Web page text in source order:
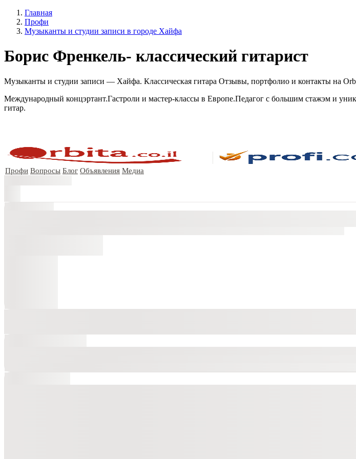
Главная
Профи
Музыканты и студии записи в городе Хайфа
Борис Френкель- классический гитарист
Музыканты и студии записи — Хайфа. Классическая гитара Отзывы, портфолио и контакты на
Международный концэртант.Гастроли и мастер-классы в Европе.Педагог с большим стажэм и
гитар.
Профи Вопросы Блог Объявления Медиа